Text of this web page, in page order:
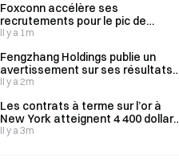
Foxconn accélère ses
recrutements pour le pic de
production de l’iPhone 18 jusqu’à
Il y a 1m
Fengzhang Holdings publie un
avertissement sur ses résultats
et prévoit une perte nette de 9 à
semestre 2026
Il y a 2m
Les contrats à terme sur l’or à
New York atteignent 4 400 dollars
l’once, en hausse de 2,36 % sur la
Il y a 3m